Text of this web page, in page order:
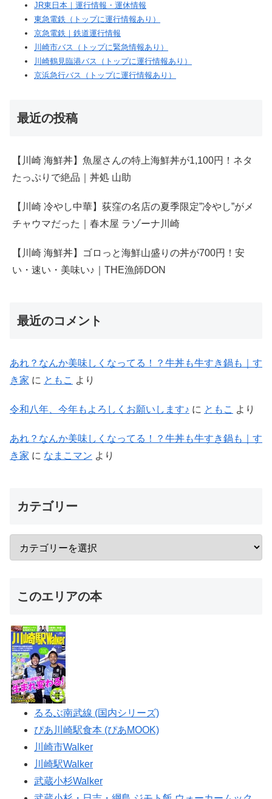
JR東日本｜運行情報・運休情報
東急電鉄（トップに運行情報あり）
京急電鉄｜鉄道運行情報
川崎市バス（トップに緊急情報あり）
川崎鶴見臨港バス（トップに運行情報あり）
京浜急行バス（トップに運行情報あり）
最近の投稿
【川崎 海鮮丼】魚屋さんの特上海鮮丼が1,100円！ネタ
たっぷりで絶品｜丼処 山助
【川崎 冷やし中華】荻窪の名店の夏季限定”冷やし”がメ
チャウマだった｜春木屋 ラゾーナ川崎
【川崎 海鮮丼】ゴロっと海鮮山盛りの丼が700円！安
い・速い・美味い♪｜THE漁師DON
最近のコメント
あれ？なんか美味しくなってる！？牛丼も牛すき鍋も｜す
き家 に ともこ より
令和八年、今年もよろしくお願いします♪ に ともこ より
あれ？なんか美味しくなってる！？牛丼も牛すき鍋も｜す
き家 に なまこマン より
カテゴリー
このエリアの本
るるぶ南武線 (国内シリーズ)
ぴあ川崎駅食本 (ぴあMOOK)
川崎市Walker
川崎駅Walker
武蔵小杉Walker